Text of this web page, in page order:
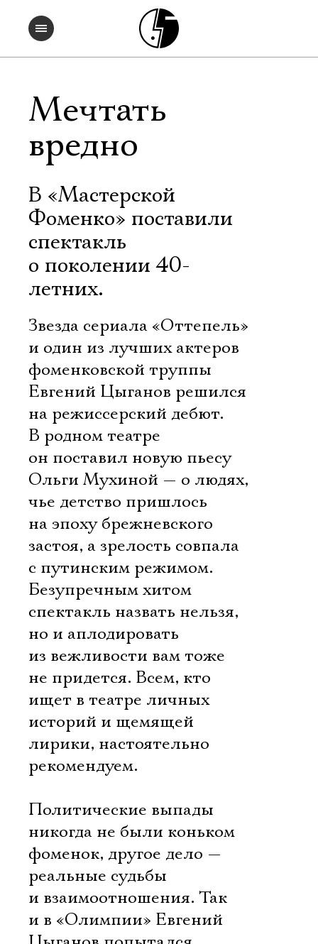
Мечтать
вредно
В «Мастерской
Фоменко» поставили
спектакль
о поколении 40-
летних.
Звезда сериала «Оттепель»
и один из лучших актеров
фоменковской труппы
Евгений Цыганов решился
на режиссерский дебют.
В родном театре
он поставил новую пьесу
Ольги Мухиной — о людях,
чье детство пришлось
на эпоху брежневского
застоя, а зрелость совпала
с путинским режимом.
Безупречным хитом
спектакль назвать нельзя,
но и аплодировать
из вежливости вам тоже
не придется. Всем, кто
ищет в театре личных
историй и щемящей
лирики, настоятельно
рекомендуем.
Политические выпады
никогда не были коньком
фоменок, другое дело —
реальные судьбы
и взаимоотношения. Так
и в «Олимпии» Евгений